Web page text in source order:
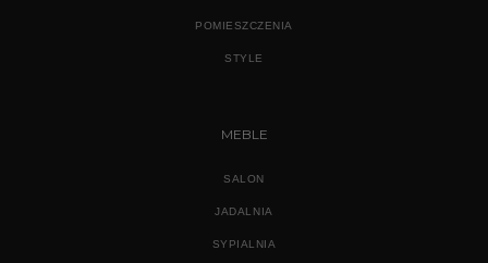
POMIESZCZENIA
STYLE
MEBLE
SALON
JADALNIA
SYPIALNIA